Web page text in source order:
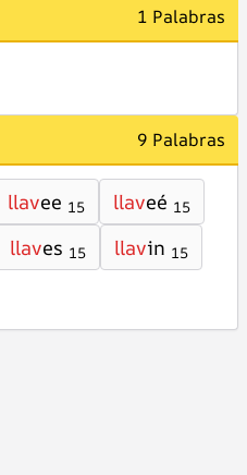
1 Palabras
9 Palabras
llavee 15 llaveé 15
llaves 15 llavin 15